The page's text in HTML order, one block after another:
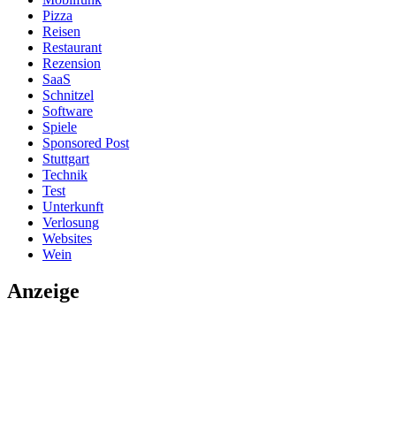
Pizza
Reisen
Restaurant
Rezension
SaaS
Schnitzel
Software
Spiele
Sponsored Post
Stuttgart
Technik
Test
Unterkunft
Verlosung
Websites
Wein
Anzeige